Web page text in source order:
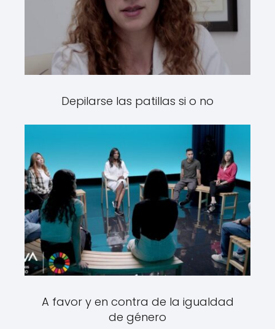
Depilarse las patillas si o no
A favor y en contra de la igualdad
de género